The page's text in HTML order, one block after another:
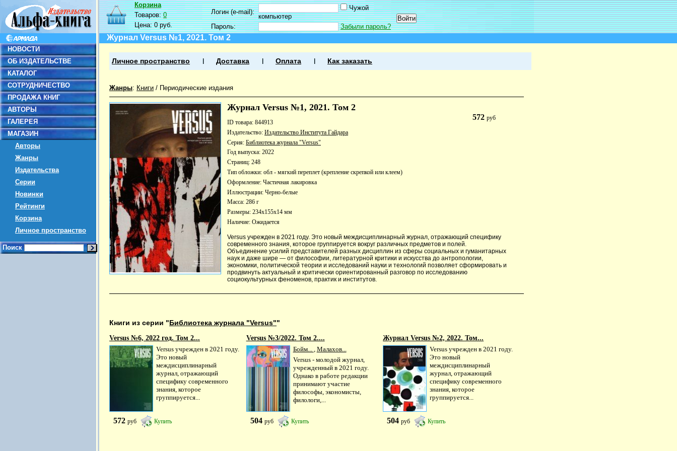
НОВОСТИ
ОБ ИЗДАТЕЛЬСТВЕ
КАТАЛОГ
СОТРУДНИЧЕСТВО
ПРОДАЖА КНИГ
АВТОРЫ
ГАЛЕРЕЯ
МАГАЗИН
Авторы
Жанры
Издательства
Серии
Новинки
Рейтинги
Корзина
Личное пространство
Поиск
Корзина
Товаров:0
Цена:0 руб.
Логин (e-mail):
Чужой
компьютер
Пароль:
Забыли пароль?
Журнал Versus №1, 2021. Том 2
Личное пространство Доставка Оплата Как заказать
Жанры: Книги / Периодические издания
Журнал Versus №1, 2021. Том 2
572руб
ID товара: 844913
Издательство: Издательство Института Гайдара
Серия: Библиотека журнала "Versus"
Год выпуска: 2022
Страниц: 248
Тип обложки: обл - мягкий переплет (крепление скрепкой или клеем)
Оформление: Частичная лакировка
Иллюстрации: Черно-белые
Масса: 286 г
Размеры: 234x155x14 мм
Наличие: Ожидается
Versus учрежден в 2021 году. Это новый междисциплинарный журнал, отражающий специфику
современного знания, которое группируется вокруг различных предметов и полей.
Объединение усилий представителей разных дисциплин из сферы социальных и гуманитарных
наук и даже шире — от философии, литературной критики и искусства до антропологии,
экономики, политической теории и исследований науки и технологий позволяет сформировать и
продвинуть актуальный и критически ориентированный разговор по исследованию
социокультурных феноменов, практик и институтов.
Книги из серии "Библиотека журнала "Versus""
Versus №6, 2022 год. Том 2...
Versus учрежден в 2021 году.
Это новый
междисциплинарный
журнал, отражающий
специфику современного
знания, которое
группируется...
572 руб Купить
Versus №3/2022. Том 2....
Бойм... , Малахов...
Versus - молодой журнал,
учрежденный в 2021 году.
Однако в работе редакции
принимают участие
философы, экономисты,
филологи,...
504 руб Купить
Журнал Versus №2, 2022. Том...
Versus учрежден в 2021 году.
Это новый
междисциплинарный
журнал, отражающий
специфику современного
знания, которое
группируется...
504руб Купить